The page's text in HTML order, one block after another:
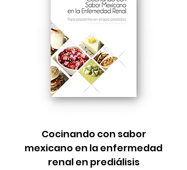
Cocinando con sabor
mexicano en la enfermedad
renal en prediálisis